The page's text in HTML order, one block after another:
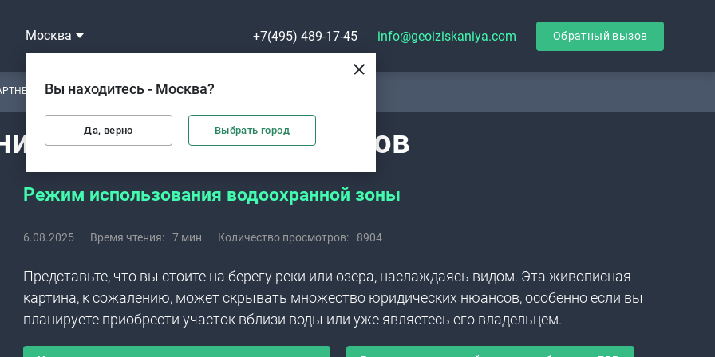
Москва
Вы находитесь - Москва?
Да, верно Выбрать город
+7(495) 489-17-45 info@geoiziskaniya.com Обратный вызов
СТАТЬИ
водных объектов
Режим использования водоохранной зоны
6.08.2025 Время чтения: 7 мин Количество просмотров: 8904
Представьте, что вы стоите на берегу реки или озера, наслаждаясь видом. Эта живописная
картина, к сожалению, может скрывать множество юридических нюансов, особенно если вы
планируете приобрести участок вблизи воды или уже являетесь его владельцем.